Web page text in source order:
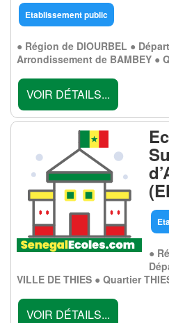
Etablissement public
● Région de DIOURBEL ●
Arrondissement de BAMBEY ●
VOIR DÉTAILS...
●
VILLE DE THIES ● Quartier
VOIR DÉTAILS...